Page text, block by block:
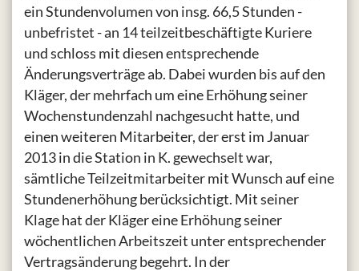
ein Stundenvolumen von insg. 66,5 Stunden -
unbefristet - an 14 teilzeitbeschäftigte Kuriere
und schloss mit diesen entsprechende
Änderungsverträge ab. Dabei wurden bis auf den
Kläger, der mehrfach um eine Erhöhung seiner
Wochenstundenzahl nachgesucht hatte, und
einen weiteren Mitarbeiter, der erst im Januar
2013 in die Station in K. gewechselt war,
sämtliche Teilzeitmitarbeiter mit Wunsch auf eine
Stundenerhöhung berücksichtigt. Mit seiner
Klage hat der Kläger eine Erhöhung seiner
wöchentlichen Arbeitszeit unter entsprechender
Vertragsänderung begehrt. In der